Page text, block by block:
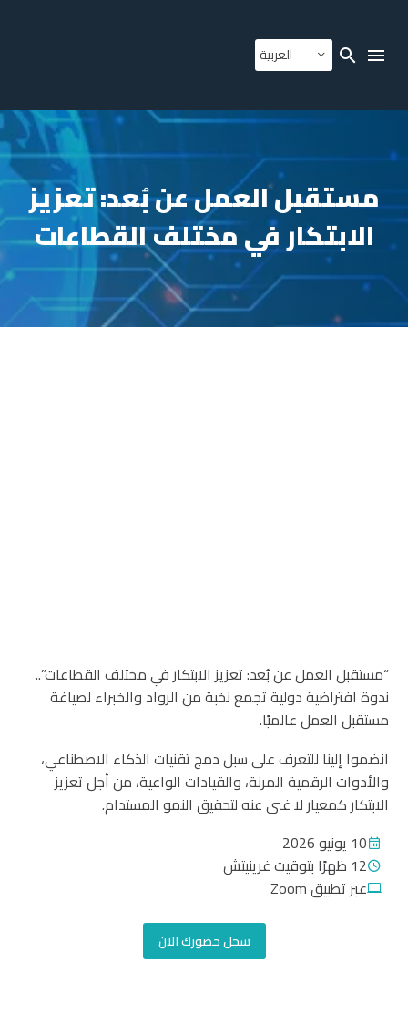
العربية
مستقبل العمل عن بُعد: تعزيز
الابتكار في مختلف القطاعات
“مستقبل العمل عن بُعد: تعزيز الابتكار في مختلف القطاعات”..
ندوة افتراضية دولية تجمع نخبة من الرواد والخبراء لصياغة
مستقبل العمل عالميًا.
انضموا إلينا للتعرف على سبل دمج تقنيات الذكاء الاصطناعي،
والأدوات الرقمية المرنة، والقيادات الواعية، من أجل تعزيز
الابتكار كمعيار لا غنى عنه لتحقيق النمو المستدام.

10 يونيو 2026

12 ظهرًا بتوقيت غرينيتش

عبر تطبيق Zoom
سجل حضورك الآن